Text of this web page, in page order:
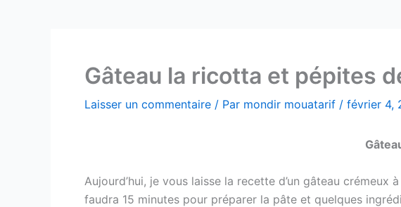
Gâteau la ricotta et pépites
Laisser un commentaire / Par mondir mouatarif / février 4,
Aujourd’hui, je vous laisse la recette d’un gâteau
faudra 15 minutes pour préparer la pâte et quelques